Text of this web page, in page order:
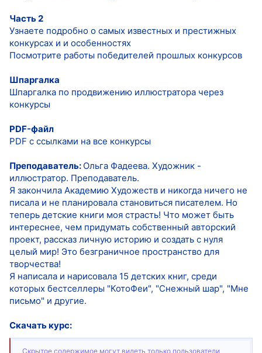
Часть 2
Узнаете подробно о самых известных и престижных
конкурсах и и особенностях
Посмотрите работы победителей прошлых конкурсов
Шпаргалка
Шпаргалка по продвижению иллюстратора через
конкурсы
PDF-файл
PDF с ссылками на все конкурсы
Преподаватель: Ольга Фадеева. Художник -
иллюстратор. Преподаватель.
Я закончила Академию Художеств и никогда ничего не
писала и не планировала становиться писателем. Но
теперь детские книги моя страсть! Что может быть
интереснее, чем придумать собственный авторский
проект, рассказ личную историю и создать с нуля
целый мир! Это безграничное пространство для
творчества!
Я написала и нарисовала 15 детских книг, среди
которых бестселлеры "КотоФеи", "Снежный шар", "Мне
письмо" и другие.
Скачать курс:
Скрытое содержимое могут видеть только пользователи